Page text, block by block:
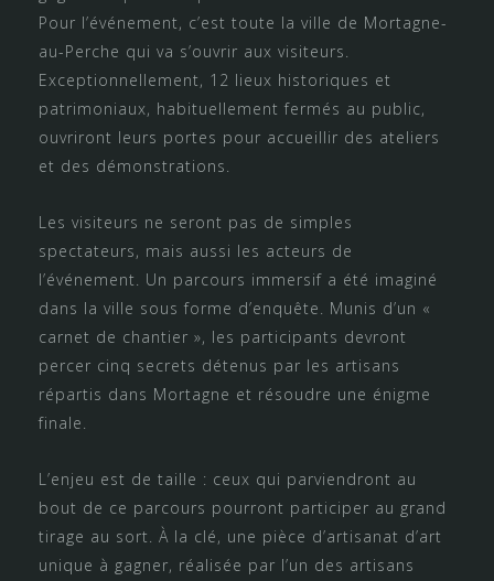
Pour l’événement, c’est toute la ville de Mortagne-
au-Perche qui va s’ouvrir aux visiteurs.
Exceptionnellement, 12 lieux historiques et
patrimoniaux, habituellement fermés au public,
ouvriront leurs portes pour accueillir des ateliers
et des démonstrations.
Les visiteurs ne seront pas de simples
spectateurs, mais aussi les acteurs de
l’événement. Un parcours immersif a été imaginé
dans la ville sous forme d’enquête. Munis d’un «
carnet de chantier », les participants devront
percer cinq secrets détenus par les artisans
répartis dans Mortagne et résoudre une énigme
finale.
L’enjeu est de taille : ceux qui parviendront au
bout de ce parcours pourront participer au grand
tirage au sort. À la clé, une pièce d’artisanat d’art
unique à gagner, réalisée par l’un des artisans